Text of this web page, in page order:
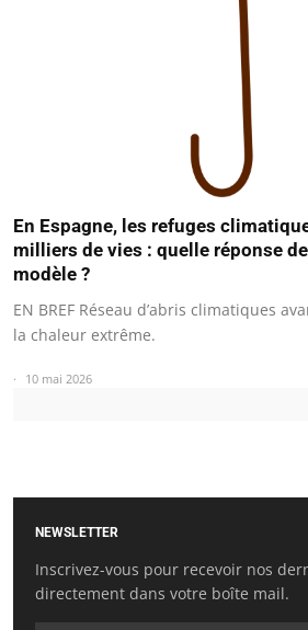
En Espagne, les refuges
milliers de vies : quelle réponse de
modèle ?
EN BREF Réseau d’abris climatiques
la chaleur extrême.
10 mai 2026
NEWSLETTER
Inscrivez-vous pour recevoir nos
directement dans votre boîte mail.